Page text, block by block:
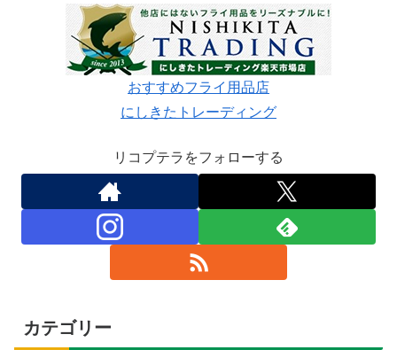
おすすめフライ用品店
にしきたトレーディング
リコプテラをフォローする
カテゴリー